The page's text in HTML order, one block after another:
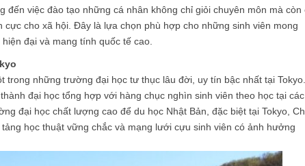
đến việc đào tạo những cá nhân không chỉ giỏi chuyên môn mà còn
cho xã hội. Đây là lựa chọn phù hợp cho những sinh viên mong
đại và mang tính quốc tế cao.
trong những trường đại học tư thục lâu đời, uy tín bậc nhất tại Tokyo.
đại học tổng hợp với hàng chục nghìn sinh viên theo học tại
đại học chất lượng cao để du học Nhật Bản, đặc biệt tại Tokyo,
học thuật vững chắc và mạng lưới cựu sinh viên có ảnh hưởng